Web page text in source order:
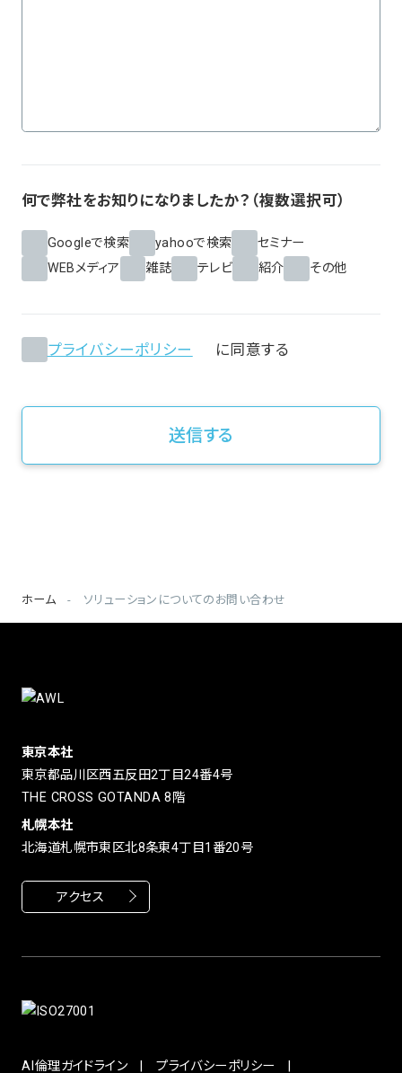
何で弊社をお知りになりましたか？（複数選択可）
Googleで検索 yahooで検索
セミナー
WEBメディア
雑誌 テレビ 紹介 その他
プライバシーポリシー に同意する
ホーム ソリューションについてのお問い合わせ
東京本社
東京都品川区西五反田2丁目24番4号
THE CROSS GOTANDA 8階
札幌本社
北海道札幌市東区北8条東4丁目1番20号
アクセス
AI倫理ガイドライン プライバシーポリシー